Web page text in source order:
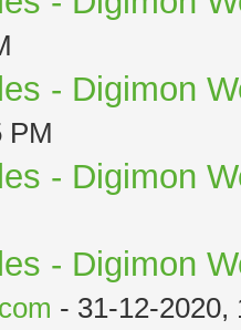
- Digimon
PM
- Digimon
- Digimon
- 31-12-2020,